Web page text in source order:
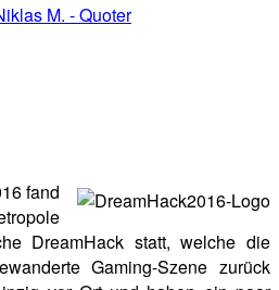
M. - Quoter
fand
DreamHack statt, welche die
Gaming-Szene zurück